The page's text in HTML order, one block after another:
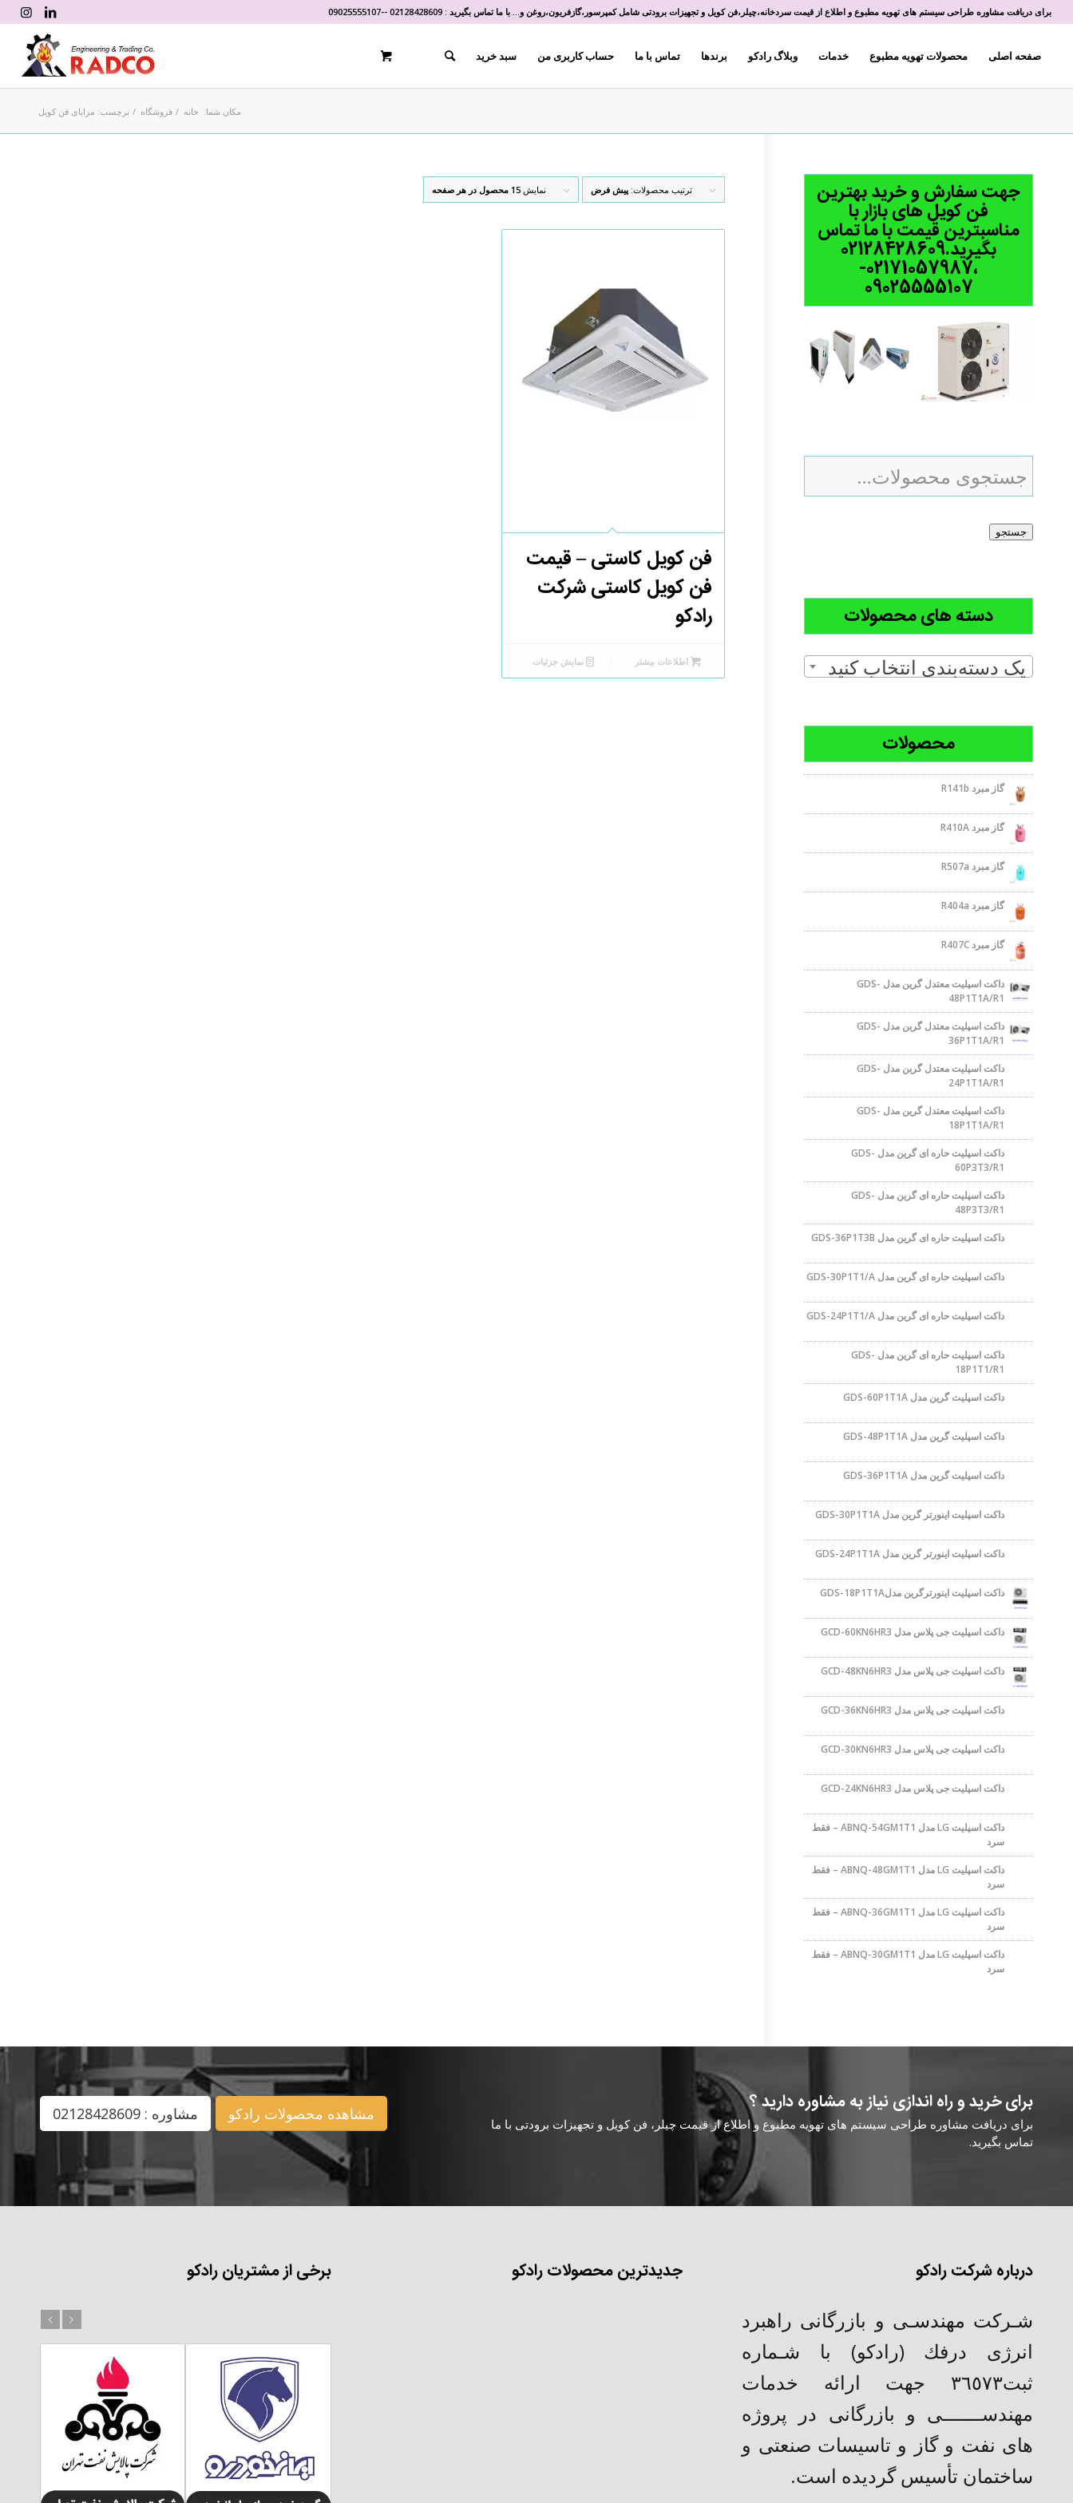
برای دریافت مشاوره طراحی سیستم های تهویه مطبوع و اطلاع از قیمت سردخانه،چیلر،فن کویل و تجهیزات برودتی شامل کمپرسور،گازفریون،روغن و... با ما تماس بگیرید : 02128428609
-
-
09025555107
صفحه اصلی محصولات تهویه مطبوع خدمات وبلاگ رادکو برندها تماس با ما حساب کاربری من سبد خرید
مکان شما: خانه / فروشگاه / برچسب: مزایای فن کویل
ترتیب محصولات: پیش فرض نمایش 15 محصول در هر صفحه
فن کویل کاستی – قیمت
فن کویل کاستی شرکت
رادکو
اطلاعات بیشتر نمایش جزئیات
جهت سفارش و خرید بهترین
فن کویل های بازار با
مناسبترین قیمت با ما تماس
بگیرید.02128428609
،02171057987-
09025555107
جستجو
دسته های محصولات
یک دسته‌بندی انتخاب کنید
محصولات
گاز مبرد R141b
گاز مبرد R410A
گاز مبرد R507a
گاز مبرد R404a
گاز مبرد R407C
داکت اسپلیت معتدل گرین مدل GDS-
48P1T1A/R1
داکت اسپلیت معتدل گرین مدل GDS-
36P1T1A/R1
داکت اسپلیت معتدل گرین مدل GDS-
24P1T1A/R1
داکت اسپلیت معتدل گرین مدل GDS-
18P1T1A/R1
داکت اسپلیت حاره ای گرین مدل GDS-
60P3T3/R1
داکت اسپلیت حاره ای گرین مدل GDS-
48P3T3/R1
داکت اسپلیت حاره ای گرین مدل GDS-36P1T3B
داکت اسپلیت حاره ای گرین مدل GDS-30P1T1/A
داکت اسپلیت حاره ای گرین مدل GDS-24P1T1/A
داکت اسپلیت حاره ای گرین مدل GDS-
18P1T1/R1
داکت اسپلیت گرین مدل GDS-60P1T1A
داکت اسپلیت گرین مدل GDS-48P1T1A
داکت اسپلیت گرین مدل GDS-36P1T1A
داکت اسپلیت اینورتر گرین مدل GDS-30P1T1A
داکت اسپلیت اینورتر گرین مدل GDS-24P1T1A
داکت اسپلیت اینورترگرین مدلGDS-18P1T1A
داکت اسپلیت جی پلاس مدل GCD-60KN6HR3
داکت اسپلیت جی پلاس مدل GCD-48KN6HR3
داکت اسپلیت جی پلاس مدل GCD-36KN6HR3
داکت اسپلیت جی پلاس مدل GCD-30KN6HR3
داکت اسپلیت جی پلاس مدل GCD-24KN6HR3
داکت اسپلیت LG مدل ABNQ-54GM1T1 – فقط
سرد
داکت اسپلیت LG مدل ABNQ-48GM1T1 – فقط
سرد
داکت اسپلیت LG مدل ABNQ-36GM1T1 – فقط
سرد
داکت اسپلیت LG مدل ABNQ-30GM1T1 – فقط
سرد
برای خرید و راه اندازی نیاز به مشاوره دارید ؟
برای دریافت مشاوره طراحی سیستم های تهویه مطبوع و اطلاع از قیمت چیلر، فن کویل و تجهیزات برودتی با ما
تماس بگیرید.
مشاهده محصولات رادکو مشاوره : 02128428609
درباره شرکت رادکو
شـركت مهندسـی و بازرگانی راهبرد
انرژی درفك (رادکو) با شـماره
ثبت٣٦٥٧٣ جهت ارائه خدمات
مهندســـــــی و بازرگانی در پروژه
های نفت و گاز و تاسیسات صنعتی و
ساختمان تأسیس گردیده است.
جدیدترین محصولات رادکو برخی از مشتریان رادکو